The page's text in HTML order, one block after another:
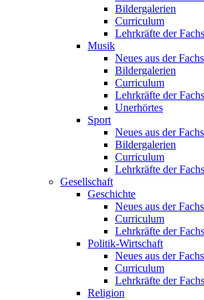
Bildergalerien
Curriculum
Lehrkräfte der
Musik
Neues aus der
Bildergalerien
Curriculum
Lehrkräfte der
Unerhörtes
Sport
Neues aus der
Bildergalerien
Curriculum
Lehrkräfte der
Gesellschaft
Geschichte
Neues aus der
Curriculum
Lehrkräfte der
Politik-Wirtschaft
Neues aus der
Curriculum
Lehrkräfte der
Religion